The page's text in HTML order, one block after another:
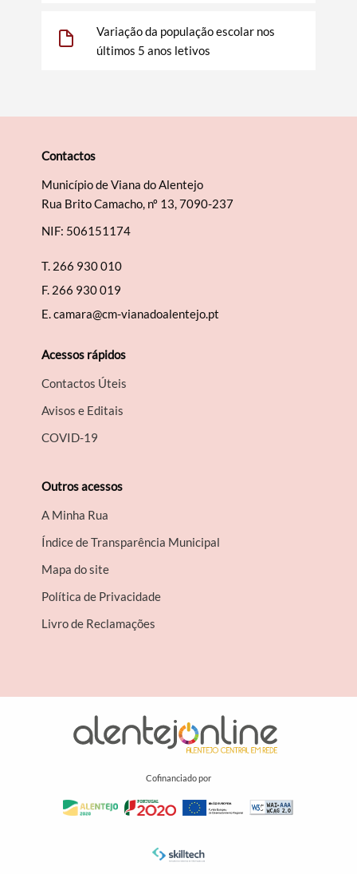
Variação da população escolar nos
últimos 5 anos letivos
Contactos
Município de Viana do Alentejo
Rua Brito Camacho, nº 13, 7090-237
NIF: 506151174
T. 266 930 010
F. 266 930 019
E.camara@cm-vianadoalentejo.pt
Acessos rápidos
Contactos Úteis
Avisos e Editais
COVID-19
Outros acessos
A Minha Rua
Índice de Transparência Municipal
Mapa do site
Política de Privacidade
Livro de Reclamações
Cofinanciado por